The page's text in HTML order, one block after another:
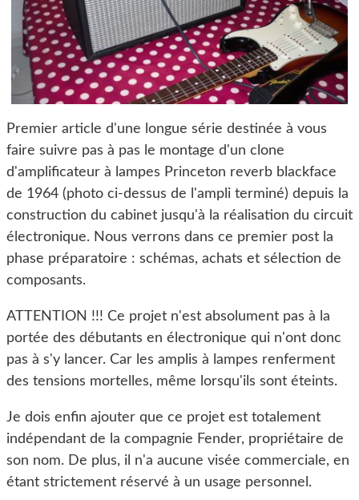
Premier article d'une longue série destinée à vous
faire suivre pas à pas le montage d'un clone
d'amplificateur à lampes Princeton reverb blackface
de 1964 (photo ci-dessus de l'ampli terminé) depuis la
construction du cabinet jusqu'à la réalisation du circuit
électronique. Nous verrons dans ce premier post la
phase préparatoire : schémas, achats et sélection de
composants.
ATTENTION !!! Ce projet n'est absolument pas à la
portée des débutants en électronique qui n'ont donc
pas à s'y lancer. Car les amplis à lampes renferment
des tensions mortelles, même lorsqu'ils sont éteints.
Je dois enfin ajouter que ce projet est totalement
indépendant de la compagnie Fender, propriétaire de
son nom. De plus, il n'a aucune visée commerciale, en
étant strictement réservé à un usage personnel.